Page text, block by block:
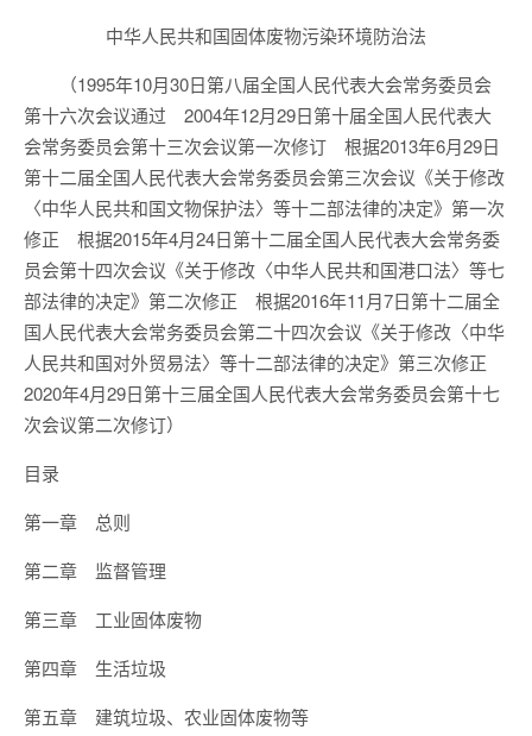
中华人民共和国固体废物污染环境防治法
（1995年10月30日第八届全国人民代表大会常务委员会
第十六次会议通过 2004年12月29日第十届全国人民代表大
会常务委员会第十三次会议第一次修订 根据2013年6月29日
第十二届全国人民代表大会常务委员会第三次会议《关于修改
〈中华人民共和国文物保护法〉等十二部法律的决定》第一次
修正 根据2015年4月24日第十二届全国人民代表大会常务委
员会第十四次会议《关于修改〈中华人民共和国港口法〉等七
部法律的决定》第二次修正 根据2016年11月7日第十二届全
国人民代表大会常务委员会第二十四次会议《关于修改〈中华
人民共和国对外贸易法〉等十二部法律的决定》第三次修正
2020年4月29日第十三届全国人民代表大会常务委员会第十七
次会议第二次修订）
目录
第一章 总则
第二章 监督管理
第三章 工业固体废物
第四章 生活垃圾
第五章 建筑垃圾、农业固体废物等